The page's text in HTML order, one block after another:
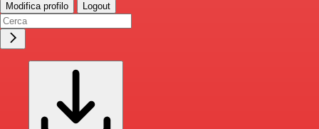
Modifica profilo Logout